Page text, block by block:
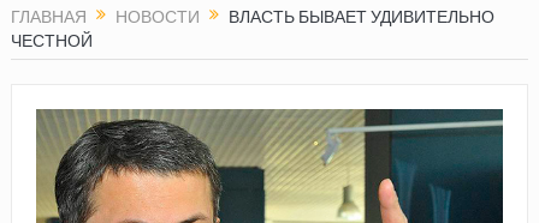
ГЛАВНАЯ НОВОСТИ
ВЛАСТЬ БЫВАЕТ УДИВИТЕЛЬНО
ЧЕСТНОЙ